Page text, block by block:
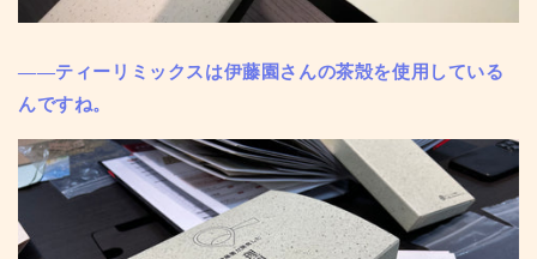
——ティーリミックスは伊藤園さんの茶殻を使用している
んですね。